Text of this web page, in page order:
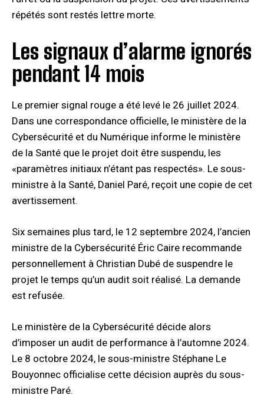
répétés sont restés lettre morte.
Les signaux d’alarme ignorés
pendant 14 mois
Le premier signal rouge a été levé le 26 juillet 2024.
Dans une correspondance officielle, le ministère de la
Cybersécurité et du Numérique informe le ministère
de la Santé que le projet doit être suspendu, les
«paramètres initiaux n’étant pas respectés». Le sous-
ministre à la Santé, Daniel Paré, reçoit une copie de cet
avertissement.
Six semaines plus tard, le 12 septembre 2024, l’ancien
ministre de la Cybersécurité Éric Caire recommande
personnellement à Christian Dubé de suspendre le
projet le temps qu’un audit soit réalisé. La demande
est refusée.
Le ministère de la Cybersécurité décide alors
d’imposer un audit de performance à l’automne 2024.
Le 8 octobre 2024, le sous-ministre Stéphane Le
Bouyonnec officialise cette décision auprès du sous-
ministre Paré.